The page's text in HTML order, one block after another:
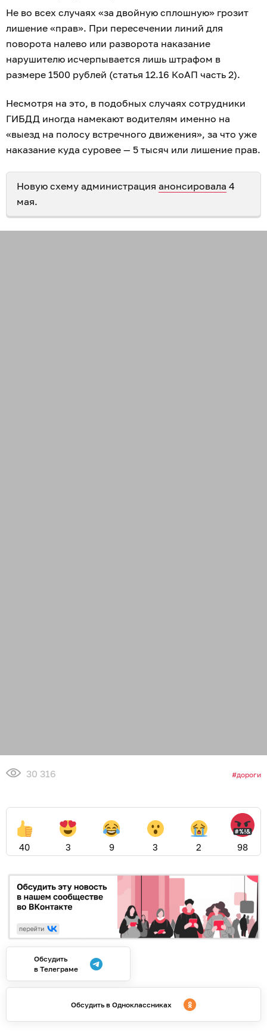
Не во всех случаях «за двойную сплошную» грозит
лишение «прав». При пересечении линий для
поворота налево или разворота наказание
нарушителю исчерпывается лишь штрафом в
размере 1500 рублей (статья 12.16 КоАП часть 2).
Несмотря на это, в подобных случаях сотрудники
ГИБДД иногда намекают водителям именно на
«выезд на полосу встречного движения», за что уже
наказание куда суровее — 5 тысяч или лишение прав.
Новую схему администрация анонсировала 4
мая.
30 316 дороги
40 3 9 3 2 98
Обсудить
в Телеграме
Обсудить в Одноклассниках